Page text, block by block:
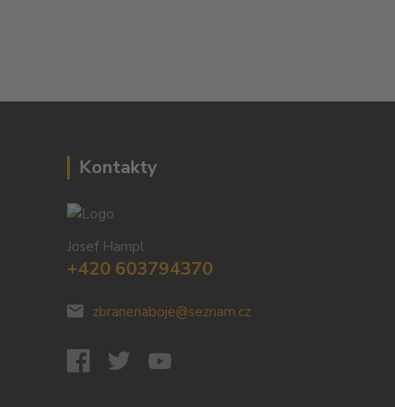
Kontakty
Josef Hampl
+420 603794370
zbranenaboje@seznam.cz